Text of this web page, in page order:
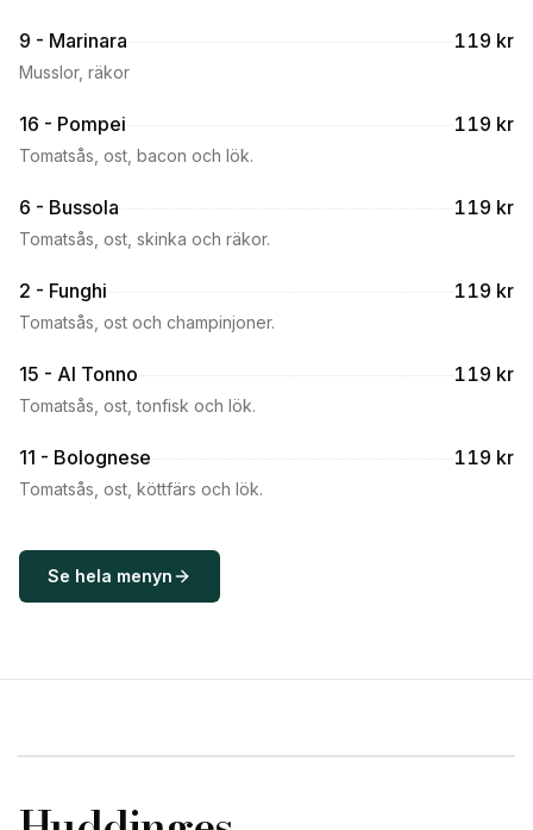
9 - Marinara 119 kr
Musslor, räkor
16 - Pompei 119 kr
Tomatsås, ost, bacon och lök.
6 - Bussola 119 kr
Tomatsås, ost, skinka och räkor.
2 - Funghi 119 kr
Tomatsås, ost och champinjoner.
15 - Al Tonno 119 kr
Tomatsås, ost, tonfisk och lök.
11 - Bolognese 119 kr
Tomatsås, ost, köttfärs och lök.
Se hela menyn